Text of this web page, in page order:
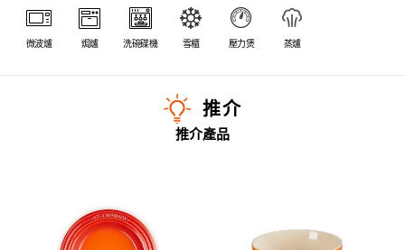
微波爐 焗爐 洗碗碟機 雪櫃 壓力煲 蒸爐
推介
推介產品